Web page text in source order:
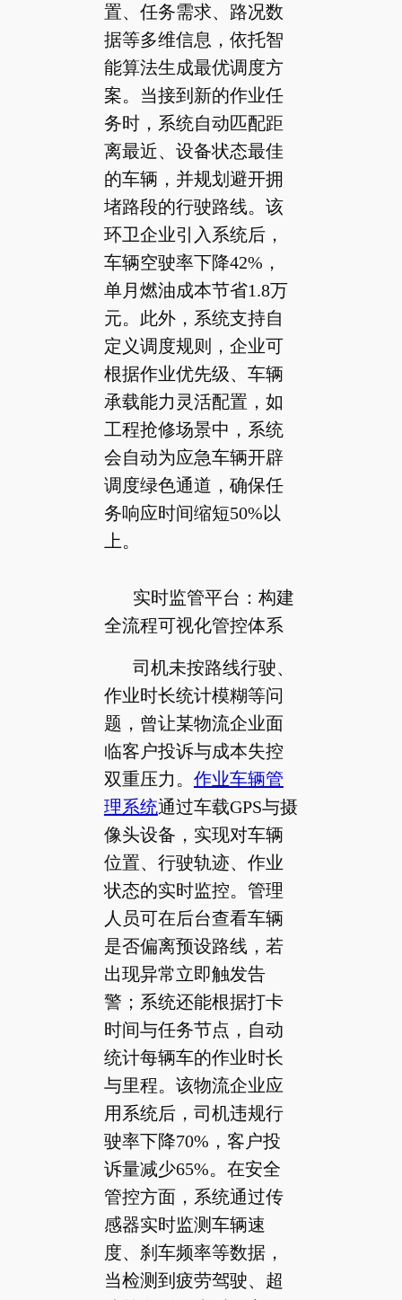
置、任务需求、路况数
据等多维信息，依托智
能算法生成最优调度方
案。当接到新的作业任
务时，系统自动匹配距
离最近、设备状态最佳
的车辆，并规划避开拥
堵路段的行驶路线。该
环卫企业引入系统后，
车辆空驶率下降42%，
单月燃油成本节省1.8万
元。此外，系统支持自
定义调度规则，企业可
根据作业优先级、车辆
承载能力灵活配置，如
工程抢修场景中，系统
会自动为应急车辆开辟
调度绿色通道，确保任
务响应时间缩短50%以
上。
实时监管平台：构建
全流程可视化管控体系
司机未按路线行驶、
作业时长统计模糊等问
题，曾让某物流企业面
临客户投诉与成本失控
双重压力。 作业车辆管
理系统通过车载GPS与摄
像头设备，实现对车辆
位置、行驶轨迹、作业
状态的实时监控。管理
人员可在后台查看车辆
是否偏离预设路线，若
出现异常立即触发告
警；系统还能根据打卡
时间与任务节点，自动
统计每辆车的作业时长
与里程。该物流企业应
用系统后，司机违规行
驶率下降70%，客户投
诉量减少65%。在安全
管控方面，系统通过传
感器实时监测车辆速
度、刹车频率等数据，
当检测到疲劳驾驶、超